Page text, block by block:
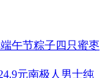
端午节粽子四只蜜枣
南极人男士纯